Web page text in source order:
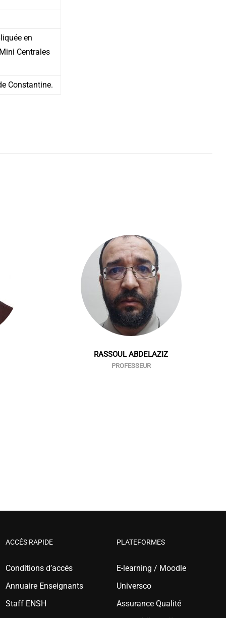
en
Centrales
Constantine.
RASSOUL ABDELAZIZ
PROFESSEUR
ACCÉS RAPIDE
Conditions d’accés
Annuaire Enseignants
Staff ENSH
PLATEFORMES
E-learning / Moodle
Universco
Assurance Qualité